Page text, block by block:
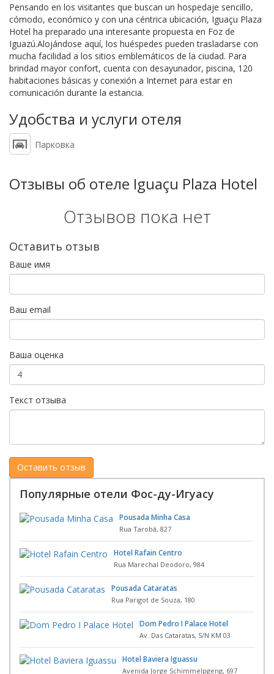
Pensando en los visitantes que buscan un hospedaje sencillo,
cómodo, económico y con una céntrica ubicación, Iguaçu Plaza
Hotel ha preparado una interesante propuesta en Foz de
Iguazú.Alojándose aquí, los huéspedes pueden trasladarse con
mucha facilidad a los sitios emblemáticos de la ciudad. Para
brindad mayor confort, cuenta con desayunador, piscina, 120
habitaciones básicas y conexión a Internet para estar en
comunicación durante la estancia.
Удобства и услуги отеля
Парковка
Отзывы об отеле Iguaçu Plaza Hotel
Отзывов пока нет
Оставить отзыв
Ваше имя
Ваш email
Ваша оценка
Текст отзыва
Популярные отели Фос-ду-Игуасу
Pousada Minha Casa
Rua Tarobá, 827
Hotel Rafain Centro
Rua Marechal Deodoro, 984
Pousada Cataratas
Rua Parigot de Souza, 180
Dom Pedro I Palace Hotel
Av. Das Cataratas, S/N KM 03
Hotel Baviera Iguassu
Avenida Jorge Schimmelpgeng, 697